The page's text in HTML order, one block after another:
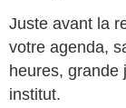
Juste avant la
votre agenda,
heures, grande
institut.